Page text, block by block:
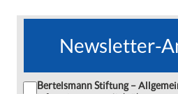
Newsletter-
Bertelsmann Stiftung –